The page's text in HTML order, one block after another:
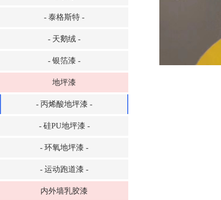
- 泰格斯特 -
- 天鹅绒 -
- 银箔漆 -
地坪漆
- 丙烯酸地坪漆 -
- 硅PU地坪漆 -
- 环氧地坪漆 -
- 运动跑道漆 -
内外墙乳胶漆